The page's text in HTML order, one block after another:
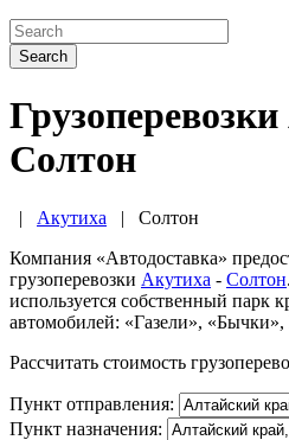
Search
Солтон
| Акутиха | Солтон
Компания «Автодоставка»
грузоперевозки Акутиха - Солтон
используется собственный парк
автомобилей: «Газели»,
Рассчитать стоимость
Пункт отправления:
Пункт назначения: